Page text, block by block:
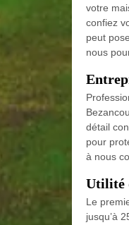
votre
confiez
peut
nous
détail
pour
à nous
Utilité
Le
jusqu’à